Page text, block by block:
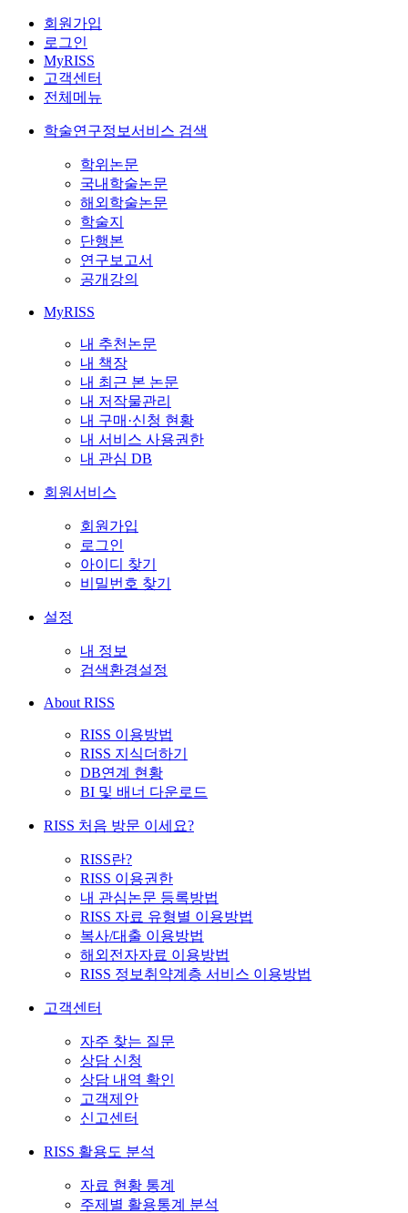
회원가입
로그인
MyRISS
고객센터
전체메뉴
학술연구정보서비스 검색
학위논문
국내학술논문
해외학술논문
학술지
단행본
연구보고서
공개강의
MyRISS
내 추천논문
내 책장
내 최근 본 논문
내 저작물관리
내 구매·신청 현황
내 서비스 사용권한
내 관심 DB
회원서비스
회원가입
로그인
아이디 찾기
비밀번호 찾기
설정
내 정보
검색환경설정
About RISS
RISS 이용방법
RISS 지식더하기
DB연계 현황
BI 및 배너 다운로드
RISS 처음 방문 이세요?
RISS란?
RISS 이용권한
내 관심논문 등록방법
RISS 자료 유형별 이용방법
복사/대출 이용방법
해외전자자료 이용방법
RISS 정보취약계층 서비스 이용방법
고객센터
자주 찾는 질문
상담 신청
상담 내역 확인
고객제안
신고센터
RISS 활용도 분석
자료 현황 통계
주제별 활용통계 분석